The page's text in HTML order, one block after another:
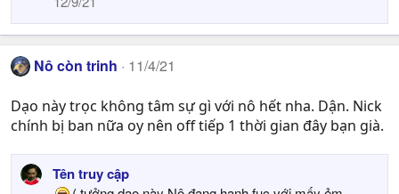
Nô còn trinh 11/4/21
Dạo này trọc không tâm sự gì với nô hết nha. Dận. Nick
chính bị ban nữa oy nên off tiếp 1 thời gian đây bạn già.
Tên truy cập